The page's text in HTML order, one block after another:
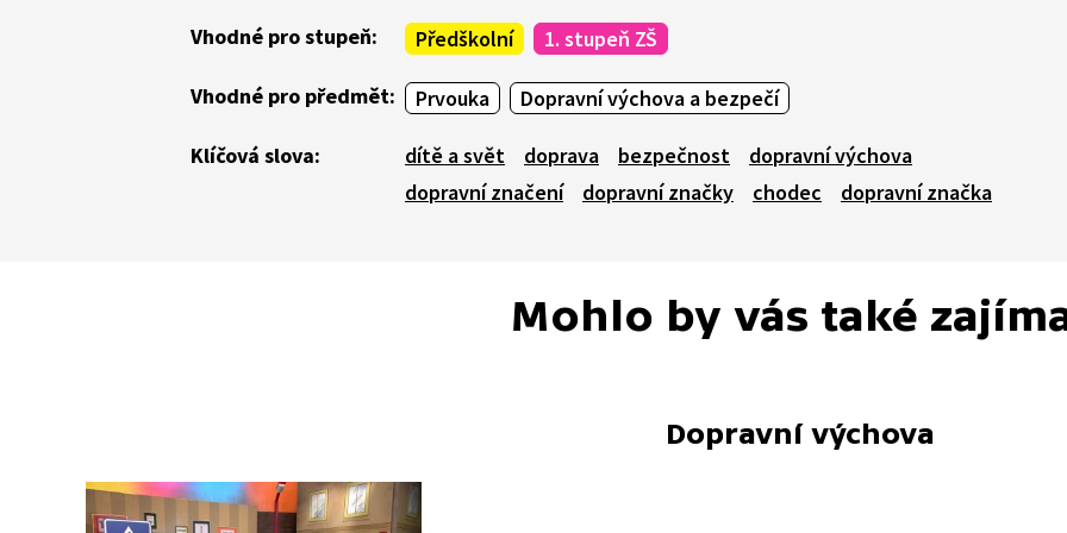
Vhodné pro stupeň: Předškolní 1. stupeň ZŠ
Vhodné pro předmět: Prvouka Dopravní výchova a bezpečí
Klíčová slova: dítě a svět doprava bezpečnost
dopravní výchova
dopravní značení
dopravní značky chodec dopravní značka
Mohlo by vás také
Dopravní výchova